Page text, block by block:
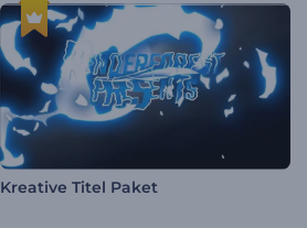
Kreative Titel Paket